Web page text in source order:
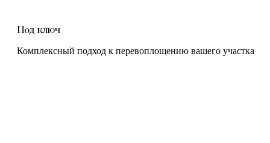
Под ключ
Комплексный подход к перевоплощению вашего участка